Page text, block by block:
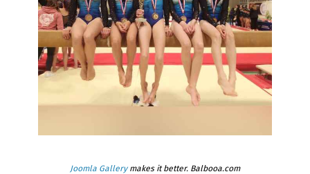
Joomla Gallerymakes it better. Balbooa.com